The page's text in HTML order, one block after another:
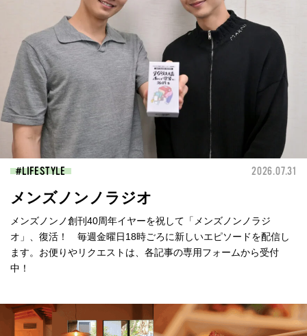
LIFESTYLE 2026.07.31
メンズノンノラジオ
メンズノンノ創刊40周年イヤーを祝して「メンズノンノラジ
オ」、復活！ 毎週金曜日18時ごろに新しいエピソードを配信し
ます。お便りやリクエストは、各記事の専用フォームから受付
中！